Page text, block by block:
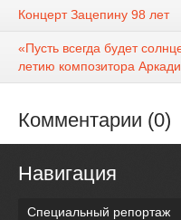
Концерт Зацепину 98 лет
«Пусть всегда будет
летию композитора
Комментарии (0)
Навигация
Специальный репортаж